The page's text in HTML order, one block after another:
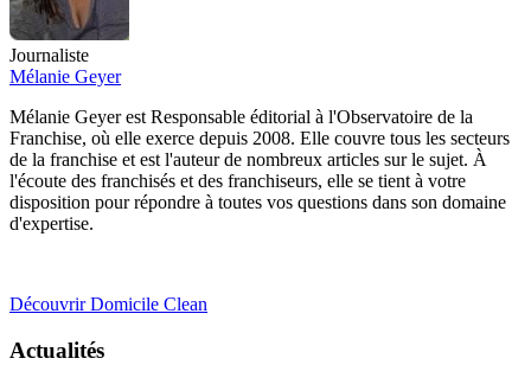
Journaliste
Mélanie Geyer
Mélanie Geyer est Responsable éditorial à l'Observatoire de la
Franchise, où elle exerce depuis 2008. Elle couvre tous les secteurs
de la franchise et est l'auteur de nombreux articles sur le sujet. À
l'écoute des franchisés et des franchiseurs, elle se tient à votre
disposition pour répondre à toutes vos questions dans son domaine
d'expertise.
Découvrir Domicile Clean
Actualités